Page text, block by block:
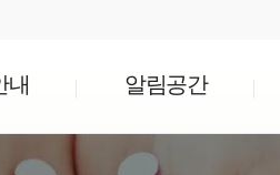
내 알림공간